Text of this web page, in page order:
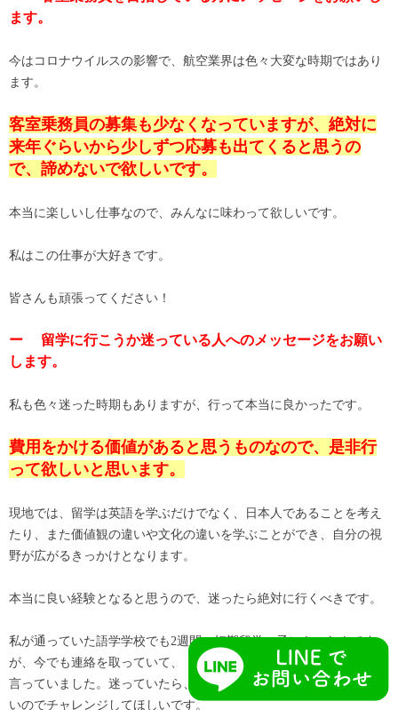
ます。
今はコロナウイルスの影響で、航空業界は色々大変な時期ではあり
ます。
客室乗務員の募集も少なくなっていますが、絶対に
来年ぐらいから少しずつ応募も出てくると思うの
で、諦めないで欲しいです。
本当に楽しいし仕事なので、みんなに味わって欲しいです。
私はこの仕事が大好きです。
皆さんも頑張ってください！
ー 留学に行こうか迷っている人へのメッセージをお願い
します。
私も色々迷った時期もありますが、行って本当に良かったです。
費用をかける価値があると思うものなので、是非行
って欲しいと思います。
現地では、留学は英語を学ぶだけでなく、日本人であることを考え
たり、また価値観の違いや文化の違いを学ぶことができ、自分の視
野が広がるきっかけとなります。
本当に良い経験となると思うので、迷ったら絶対に行くべきです。
私が通っていた語学学校でも2週間の短期留学の子にもいたんです
が、今でも連絡を取っていて、「楽しかったからまた留学する」と
言っていました。迷っていたら、費用を抑えられる短期留学でもい
いのでチャレンジしてほしいです。